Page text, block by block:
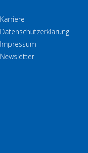
Karriere
Datenschutzerklärung
Impressum
Newsletter